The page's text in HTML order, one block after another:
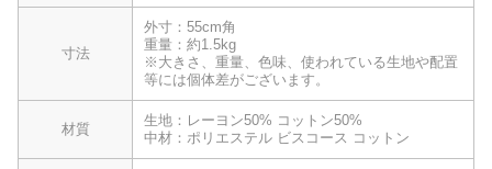
寸法
外寸：55cm角
重量：約1.5kg
※大きさ、重量、色味、使われている生地や配置
等には個体差がございます。
材質
生地：レーヨン50% コットン50%
中材：ポリエステル ビスコース コットン